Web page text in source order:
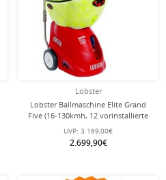
Lobster
Lobster Ballmaschine Elite Grand
Five (16-130kmh, 12 vorinstallierte
Übungen, Akku bis zu 8h, Oszillator)
UVP: 3.169,00€
2.699,90€